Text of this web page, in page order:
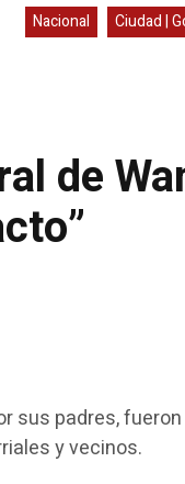
Nacional Ciudad |
de
sus padres,
y vecinos.